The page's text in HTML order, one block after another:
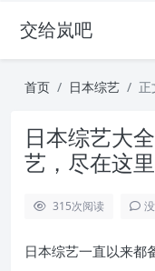
交给岚吧
首页 日本综艺 正
日本综艺大
艺，尽在这里
315次阅读
日本综艺一直以来都